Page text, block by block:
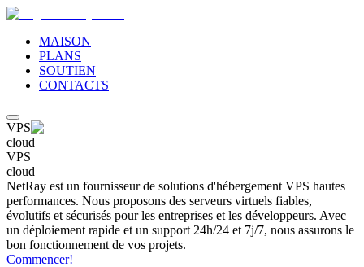
MAISON
PLANS
SOUTIEN
CONTACTS
VPS
cloud
VPS
cloud
NetRay est un fournisseur de solutions d'hébergement VPS hautes
performances. Nous proposons des serveurs virtuels fiables,
évolutifs et sécurisés pour les entreprises et les développeurs. Avec
un déploiement rapide et un support 24h/24 et 7j/7, nous assurons le
bon fonctionnement de vos projets.
Commencer!